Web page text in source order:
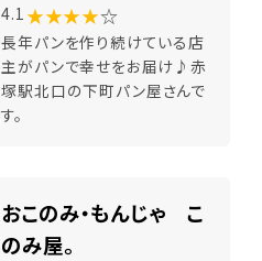
4.1 ★★★★☆
長年パンを作り続けている店
主がパンで幸せをお届け♪赤
塚駅北口の下町パン屋さんで
す。
おこのみ・もんじゃ こ
のみ屋。